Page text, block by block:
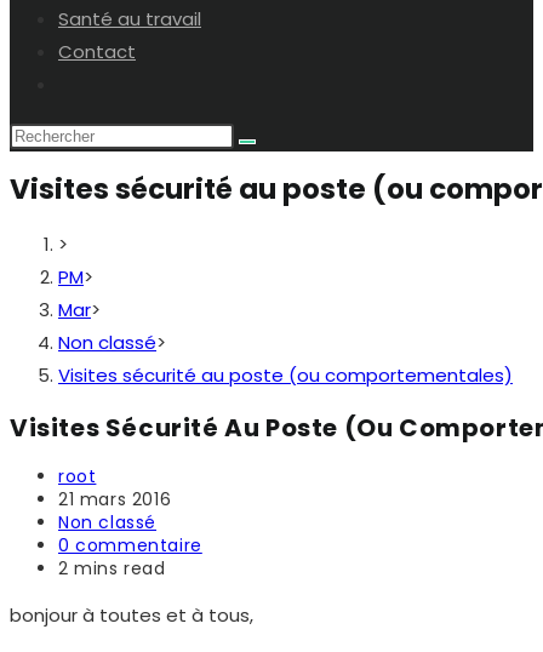
Santé au travail
Contact
search
Visites sécurité au poste (ou
>
PM>
Mar>
Non classé>
Visites sécurité au poste (ou comportementales)
Visites Sécurité Au Poste (ou
Auteur/autrice
de
la
publication :
root
Publication
publiée :
21 mars 2016
Post
category:
Non classé
Commentaires
de
publication :
0 commentaire
Temps
lecture :
2 mins read
bonjour à toutes et à tous,